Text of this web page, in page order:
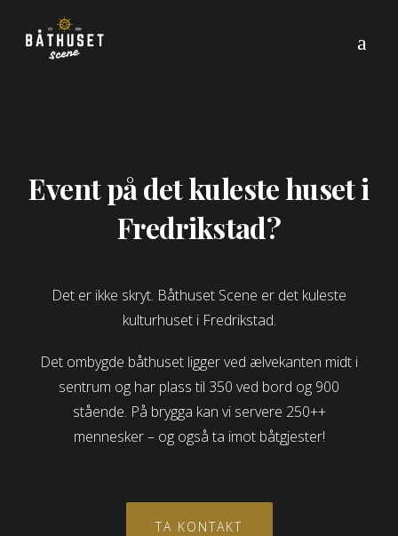
Event på det kuleste huset i
Fredrikstad?
Det er ikke skryt. Båthuset Scene er det kuleste
kulturhuset i Fredrikstad.
Det ombygde båthuset ligger ved ælvekanten midt i
sentrum og har plass til 350 ved bord og 900
stående. På brygga kan vi servere 250++
mennesker – og også ta imot båtgjester!
TA KONTAKT